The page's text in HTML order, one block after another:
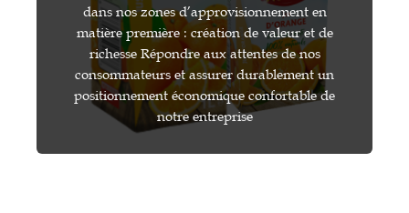
dans nos zones d’approvisionnement en
matière première : création de valeur et de
richesse Répondre aux attentes de nos
consommateurs et assurer durablement un
positionnement économique confortable de
notre entreprise